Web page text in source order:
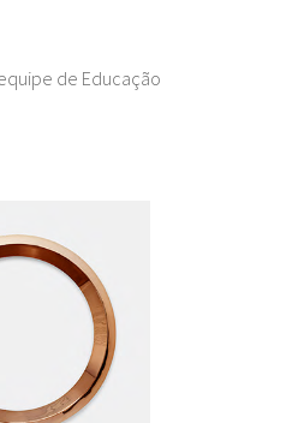
de Educação